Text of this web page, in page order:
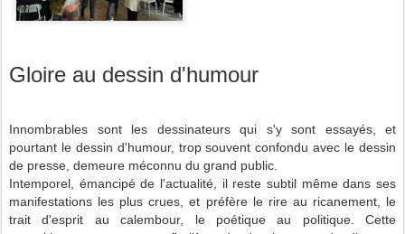
Gloire au dessin d'humour
Innombrables sont les dessinateurs qui s'y sont essayés, et
pourtant le dessin d'humour, trop souvent confondu avec le dessin
de presse, demeure méconnu du grand public.
Intemporel, émancipé de l'actualité, il reste subtil même dans ses
manifestations les plus crues, et préfère le rire au ricanement, le
trait d'esprit au calembour, le poétique au politique. Cette